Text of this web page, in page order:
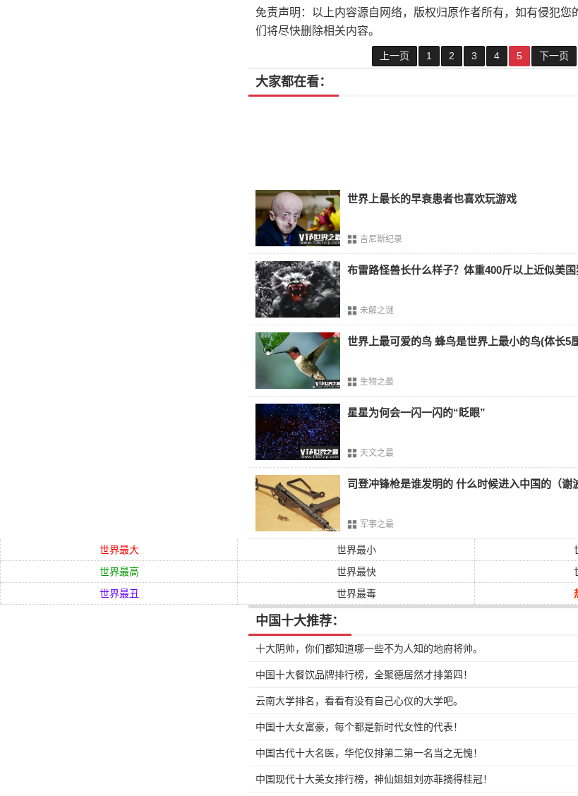
免责声明：以上内容源自网络，版权归原作者所有，如有侵犯您
们将尽快删除相关内容。
上一页 1 2 3 4 5 下一页
大家都在看：
世界上最长的早衰患者也喜欢玩游戏
吉尼斯纪录
布雷路怪兽长什么样子？体重400斤以上近似美国
未解之谜
世界上最可爱的鸟 蜂鸟是世界上最小的鸟(体长5
生物之最
星星为何会一闪一闪的“眨眼”
天文之最
司登冲锋枪是谁发明的 什么时候进入中国的（谢
军事之最
世界最大 世界最小
世界最高
世界最快
世界最丑
世界最毒
中国十大推荐：
十大阴帅，你们都知道哪一些不为人知的地府将帅。
中国十大餐饮品牌排行榜，全聚德居然才排第四！
云南大学排名，看看有没有自己心仪的大学吧。
中国十大女富豪，每个都是新时代女性的代表！
中国古代十大名医，华佗仅排第二第一名当之无愧！
中国现代十大美女排行榜，神仙姐姐刘亦菲摘得桂冠！